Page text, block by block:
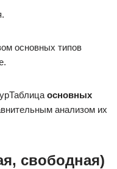
основных типов
Таблица основных
анализом их
свободная)